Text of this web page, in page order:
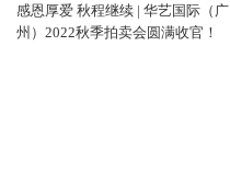
感恩厚爱 秋程继续 | 华艺国际（广
州）2022秋季拍卖会圆满收官！